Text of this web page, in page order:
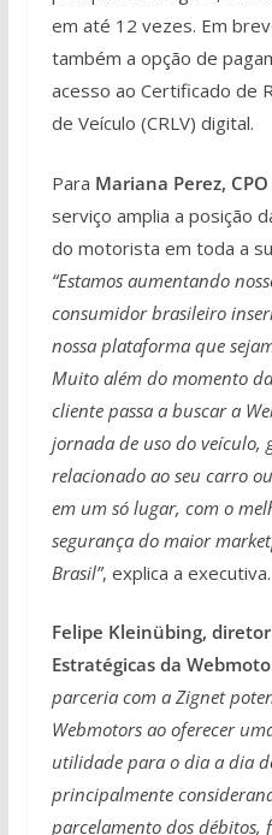
em até 12 vezes. Em
também a opção de
acesso ao Certificado de
de Veículo (CRLV) digital.
Para Mariana Perez,
serviço amplia a posição
do motorista em toda a
“Estamos aumentando
consumidor brasileiro
nossa plataforma que
Muito além do momento
cliente passa a buscar a
jornada de uso do
relacionado ao seu carro
em um só lugar, com o
segurança do maior
Brasil”, explica a executiva.
Felipe Kleinübing,
Estratégicas da
parceria com a Zignet
Webmotors ao oferecer
utilidade para o dia a dia
principalmente
parcelamento dos